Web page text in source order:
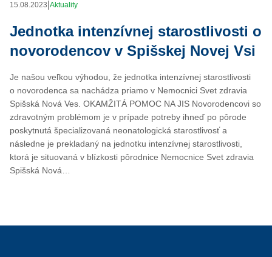
15.08.2023 Aktuality
Jednotka intenzívnej starostlivosti o
novorodencov v Spišskej Novej Vsi
Je našou veľkou výhodou, že jednotka intenzívnej starostlivosti
o novorodenca sa nachádza priamo v Nemocnici Svet zdravia
Spišská Nová Ves. OKAMŽITÁ POMOC NA JIS Novorodencovi so
zdravotným problémom je v prípade potreby ihneď po pôrode
poskytnutá špecializovaná neonatologická starostlivosť a
následne je prekladaný na jednotku intenzívnej starostlivosti,
ktorá je situovaná v blízkosti pôrodnice Nemocnice Svet zdravia
Spišská Nová…